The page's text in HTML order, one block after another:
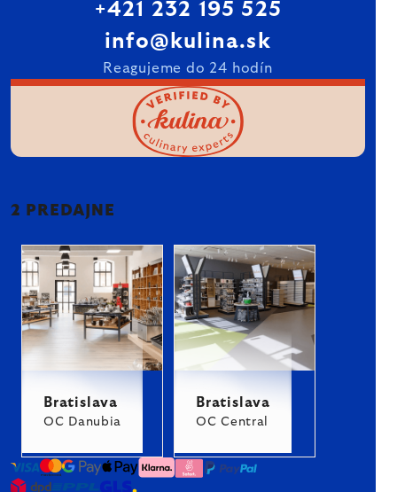
+421 232 195 525
info@kulina.sk
Reagujeme do 24 hodín
2 PREDAJNE
Bratislava
OC Danubia
Bratislava
OC Central